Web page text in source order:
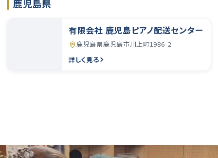
鹿児島県
有限会社 鹿児島ピアノ配送センター
鹿児島県鹿児島市川上町1986-2
詳しく見る